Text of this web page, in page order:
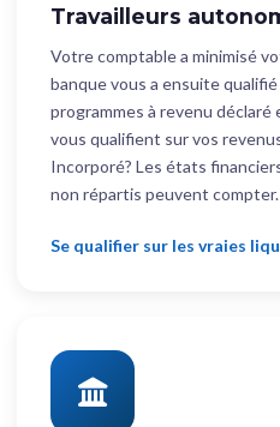
Travailleurs
Votre comptable a minimisé
banque vous a ensuite
programmes à revenu déclaré
vous qualifient sur vos
Incorporé? Les états
non répartis peuvent compter.
Se qualifier sur les vraies